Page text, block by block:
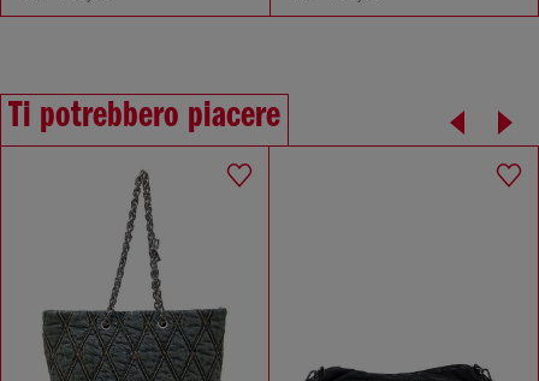
Ti potrebbero piacere